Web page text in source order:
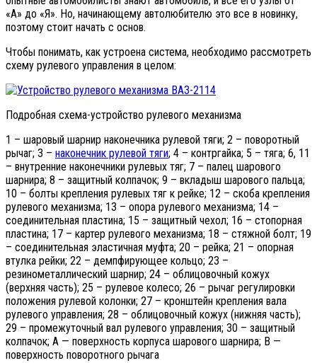
«А» до «Я». Но, начинающему автолюбителю это все в новинку,
поэтому стоит начать с основ.
Чтобы понимать, как устроена система, необходимо рассмотреть
схему рулевого управления в целом:
Подробная схема-устройство рулевого механизма
1 – шаровый шарнир наконечника рулевой тяги; 2 – поворотный
рычаг; 3 – наконечник рулевой тяги; 4 – контргайка; 5 – тяга; 6, 11
– внутренние наконечники рулевых тяг; 7 – палец шарового
шарнира; 8 – защитный колпачок; 9 – вкладыш шарового пальца;
10 – болты крепления рулевых тяг к рейке; 12 – скоба крепления
рулевого механизма; 13 – опора рулевого механизма; 14 –
соединительная пластина; 15 – защитный чехол; 16 – стопорная
пластина; 17 – картер рулевого механизма; 18 – стяжной болт; 19
– соединительная эластичная муфта; 20 – рейка; 21 – опорная
втулка рейки; 22 – демпфирующее кольцо; 23 –
резинометаллический шарнир; 24 – облицовочный кожух
(верхняя часть); 25 – рулевое колесо; 26 – рычаг регулировки
положения рулевой колонки; 27 – кронштейн крепления вала
рулевого управления; 28 – облицовочный кожух (нижняя часть);
29 – промежуточный вал рулевого управления; 30 – защитный
колпачок; А — поверхность корпуса шарового шарнира; В —
поверхность поворотного рычага